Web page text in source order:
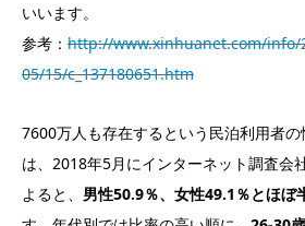
いいます。
参考： http://www.xinhuanet.com/info/
05/15/c_137180651.htm
7600万人も存在するという民泊利用者
は、2018年5月にインターネット調査会
よると、 男性50.9％、女性49.1％とほぼ